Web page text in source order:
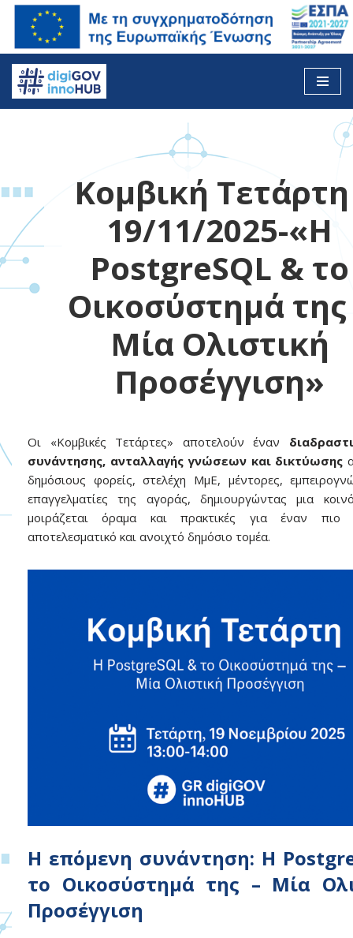
to
content
Κομβική
19/11/2025-«Η
PostgreSQL & το
Οικοσύστημά της
Μία Ολιστική
Προσέγγιση»
Οι «Κομβικές Τετάρτες» αποτελούν έναν
συνάντησης, ανταλλαγής γνώσεων και δικτύωσης
δημόσιους φορείς, στελέχη ΜμΕ, μέντορες,
επαγγελματίες της αγοράς, δημιουργώντας μια
μοιράζεται όραμα και πρακτικές για έναν πιο
αποτελεσματικό και ανοιχτό δημόσιο τομέα.
Η επόμενη συνάντηση: Η
το Οικοσύστημά της – Μία
Προσέγγιση